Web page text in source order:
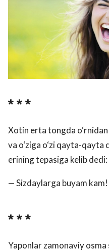
* * *
Xotin erta tongda
va o‘ziga o‘zi qayta-
erining tepasiga kelib dedi:
— Sizdaylarga buyam kam!
* * *
Yaponlar zamonaviy